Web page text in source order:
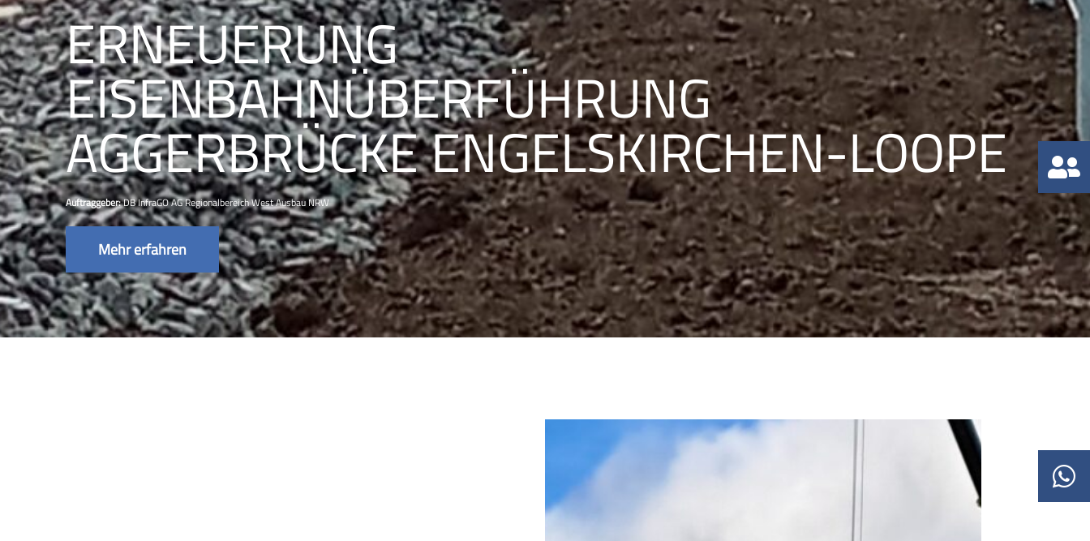
ERNEUERUNG
EISENBAHNÜBERFÜHRUNG
AGGERBRÜCKE ENGELSKIRCHEN-LOOPE
Auftraggeber:DB InfraGO AG Regionalbereich West Ausbau NRW
Mehr erfahren